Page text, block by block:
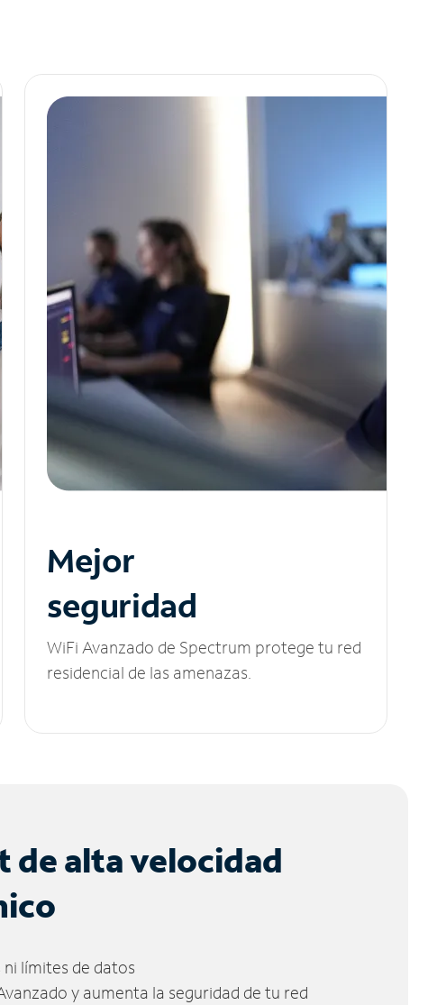
Mejor
seguridad
WiFi Avanzado de Spectrum protege tu red
residencial de las amenazas.
de alta velocidad
límites de datos
y aumenta la seguridad de tu red